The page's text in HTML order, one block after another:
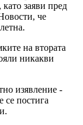
заяви пред
че
на втората
никакви
изявление -
се постига